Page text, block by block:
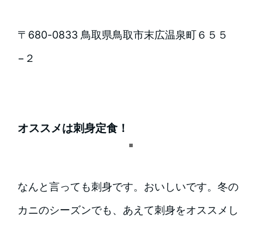
〒680-0833 鳥取県鳥取市末広温泉町６５５
−２
オススメは刺身定食！
なんと言っても刺身です。おいしいです。冬の
カニのシーズンでも、あえて刺身をオススメし